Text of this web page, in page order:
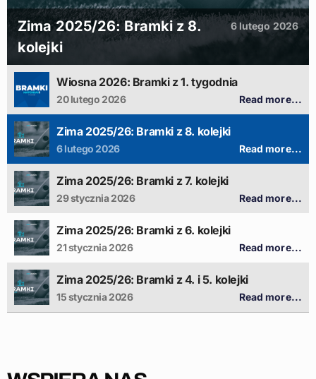
6 lutego 2026
Zima 2025/26: Bramki z 8.
kolejki
Wiosna 2026: Bramki z 1. tygodnia
20 lutego 2026 Read more...
Zima 2025/26: Bramki z 8. kolejki
6 lutego 2026 Read more...
Zima 2025/26: Bramki z 7. kolejki
29 stycznia 2026 Read more...
Zima 2025/26: Bramki z 6. kolejki
21 stycznia 2026 Read more...
Zima 2025/26: Bramki z 4. i 5. kolejki
15 stycznia 2026 Read more...